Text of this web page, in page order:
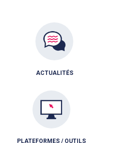
ACTUALITÉS
PLATEFORMES / OUTILS